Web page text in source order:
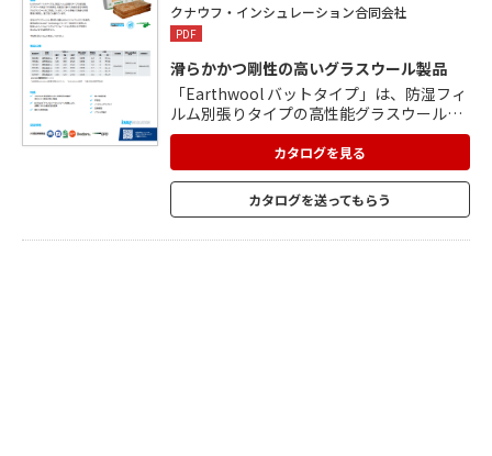
クナウフ・インシュレーション合同会社
PDF
滑らかかつ剛性の高いグラスウール製品
「Earthwool バットタイプ」は、防湿フィ
ルム別張りタイプの高性能グラスウール製
品です。 グラスウールは、原材料の最大8
0%にリサイクルガラスを使用。 植物由来
の結合剤を使用した製造により、ホルムア
ルデヒドやフェノールなど有害な化学物質
を含まない安全な断熱材です。 断熱性、気
カタログを見る
カタログを送ってもらう